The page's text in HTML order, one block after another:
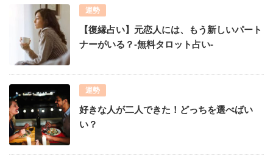
運勢
【復縁占い】元恋人には、もう新しいパート
ナーがいる？-無料タロット占い-
運勢
好きな人が二人できた！どっちを選べばい
い？